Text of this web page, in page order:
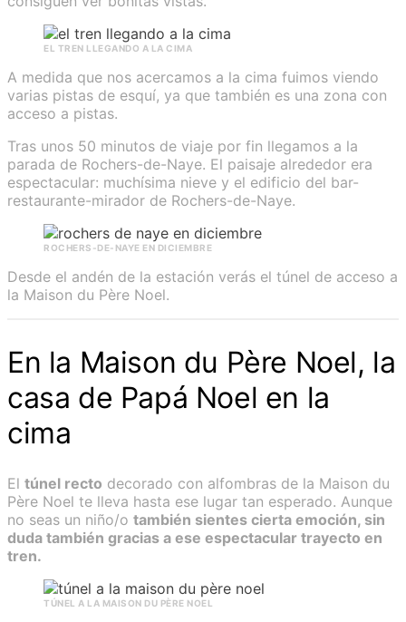
EL TREN LLEGANDO A LA CIMA
A medida que nos acercamos a la cima fuimos viendo
varias pistas de esquí, ya que también es una zona con
acceso a pistas.
Tras unos 50 minutos de viaje por fin llegamos a la
parada de Rochers-de-Naye. El paisaje alrededor era
espectacular: muchísima nieve y el edificio del bar-
restaurante-mirador de Rochers-de-Naye.
ROCHERS-DE-NAYE EN DICIEMBRE
Desde el andén de la estación verás el túnel de acceso a
la Maison du Père Noel.
En la Maison du Père Noel, la
casa de Papá Noel en la
cima
El túnel recto decorado con alfombras de la Maison du
Père Noel te lleva hasta ese lugar tan esperado. Aunque
no seas un niño/o también sientes cierta emoción, sin
duda también gracias a ese espectacular trayecto en
tren.
TÚNEL A LA MAISON DU PÈRE NOEL